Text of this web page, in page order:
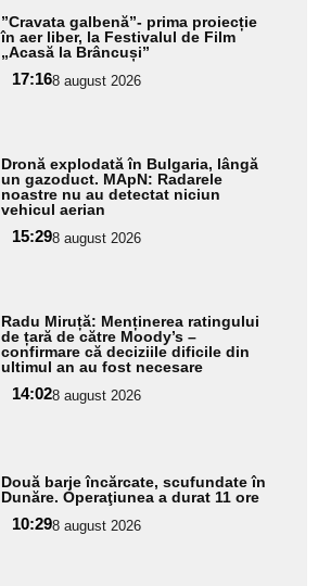
”Cravata galbenă”- prima proiecție
în aer liber, la Festivalul de Film
„Acasă la Brâncuși”
17:168 august 2026
Dronă explodată în Bulgaria, lângă
un gazoduct. MApN: Radarele
noastre nu au detectat niciun
vehicul aerian
15:298 august 2026
Radu Miruță: Menținerea ratingului
de țară de către Moody’s –
confirmare că deciziile dificile din
ultimul an au fost necesare
14:028 august 2026
Două barje încărcate, scufundate în
Dunăre. Operaţiunea a durat 11 ore
10:298 august 2026